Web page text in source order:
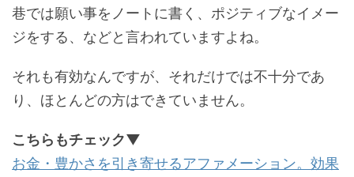
巷では願い事をノートに書く、ポジティブなイメー
ジをする、などと言われていますよね。
それも有効なんですが、それだけでは不十分であ
り、ほとんどの方はできていません。
こちらもチェック▼
お金・豊かさを引き寄せるアファメーション。効果